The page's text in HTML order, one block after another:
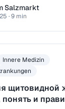
вести активную
Salzmarkt
·9 min
Innere Medizin
щитовидной
понять и